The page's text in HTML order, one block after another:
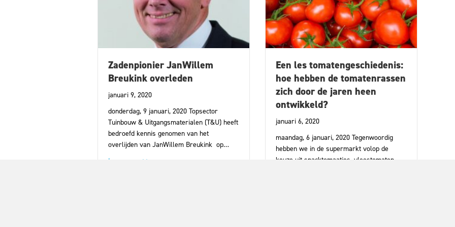
Zadenpionier JanWillem
Breukink overleden
januari 9, 2020
donderdag, 9 januari, 2020 Topsector
Tuinbouw & Uitgangsmaterialen (T&U) heeft
bedroefd kennis genomen van het
overlijden van JanWillem Breukink op…
Lees meer >>
about Zadenpionier JanWillem Breukink overleden
Een les tomatengeschiedenis:
hoe hebben de tomatenrassen
zich door de jaren heen
ontwikkeld?
januari 6, 2020
maandag, 6 januari, 2020 Tegenwoordig
hebben we in de supermarkt volop de
keuze uit snacktomaatjes, vleestomaten,